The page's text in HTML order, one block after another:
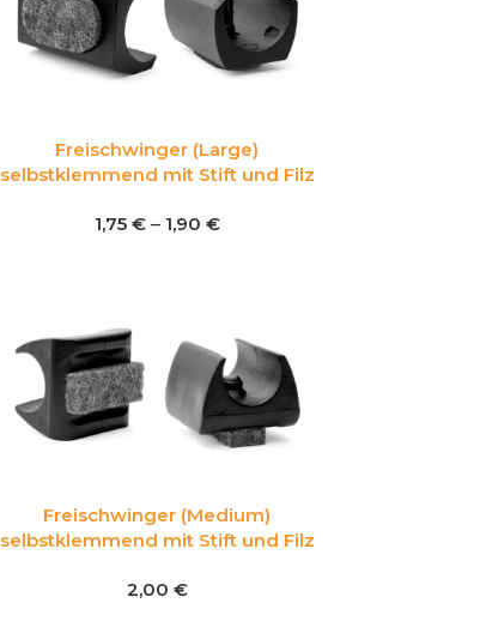
Freischwinger (Large)
selbstklemmend mit Stift und Filz
1,75 € – 1,90 €
Freischwinger (Medium)
selbstklemmend mit Stift und Filz
2,00 €